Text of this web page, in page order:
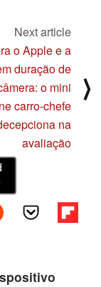
Next article
o Apple e a
duração de
o mini
carro-chefe
na
avaliação
⟩